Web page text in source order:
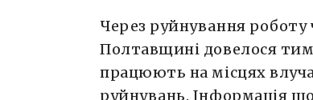
Через руйнування
Полтавщині довелося
працюють на місцях
руйнувань. Інформація